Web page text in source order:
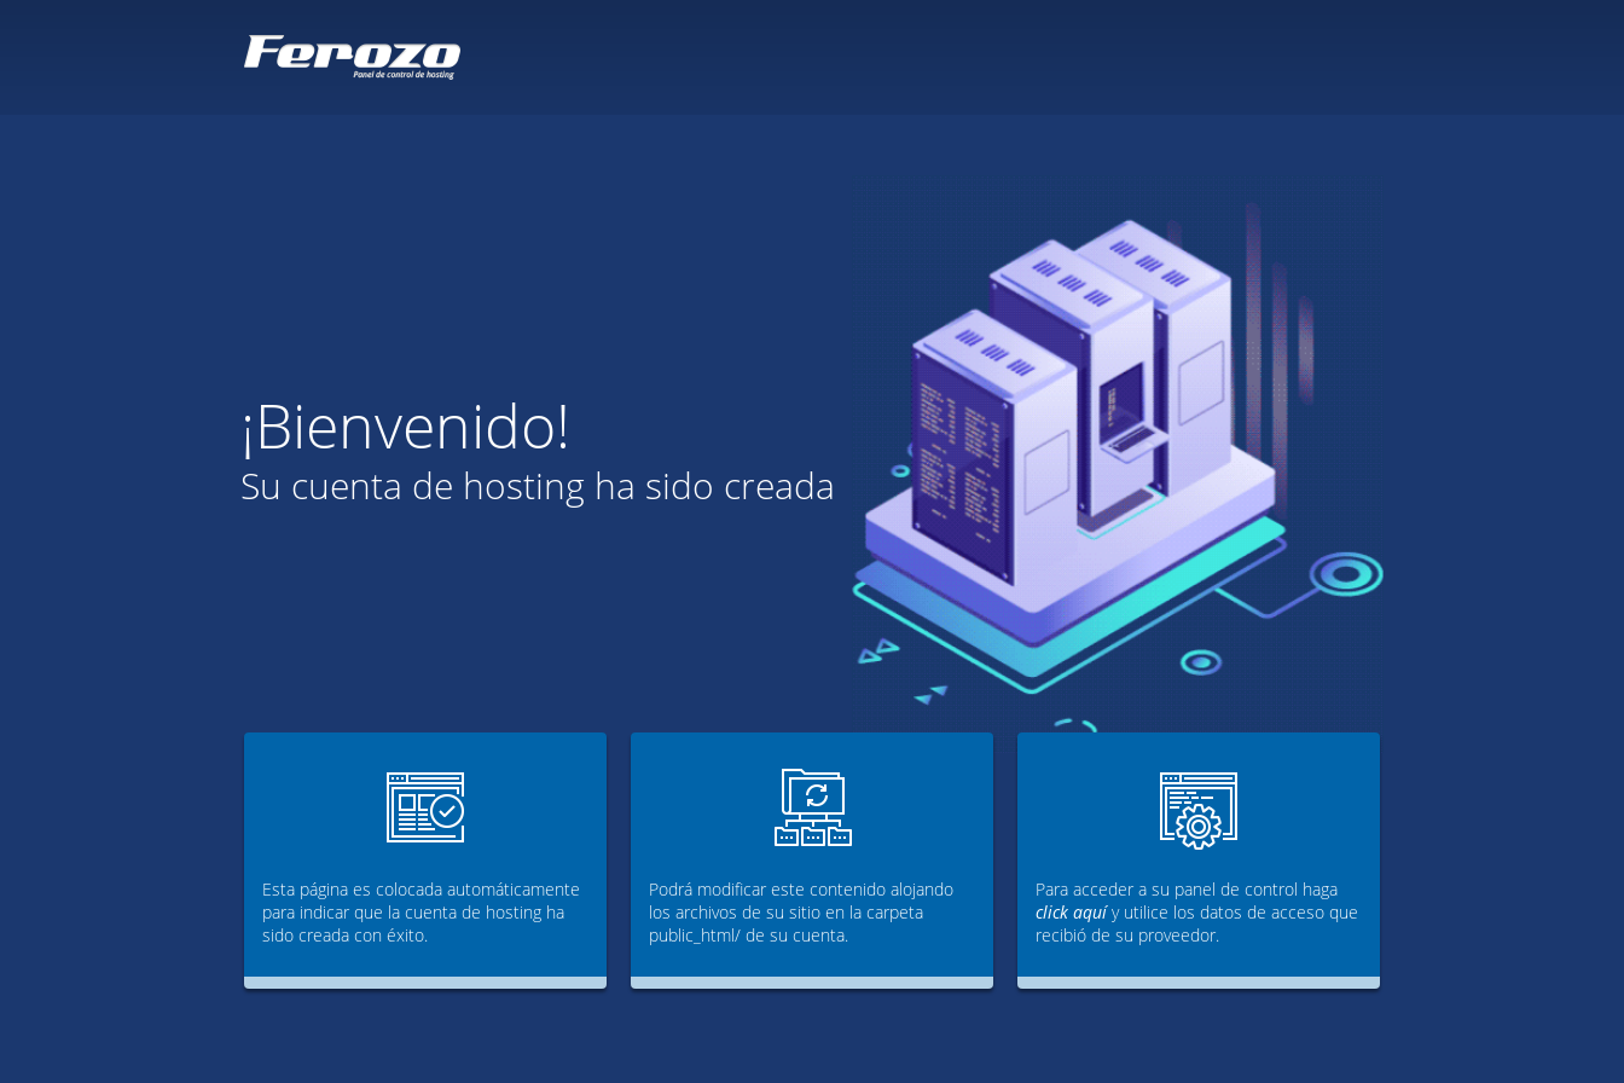
¡Bienvenido!
Su cuenta de hosting ha sido creada
Esta página es colocada automáticamente
para indicar que la cuenta de hosting ha
sido creada con éxito.
Podrá modificar este contenido alojando
los archivos de su sitio en la carpeta
public_html/ de su cuenta.
Para acceder a su panel de control haga
click aquíy utilice los datos de acceso que
recibió de su proveedor.